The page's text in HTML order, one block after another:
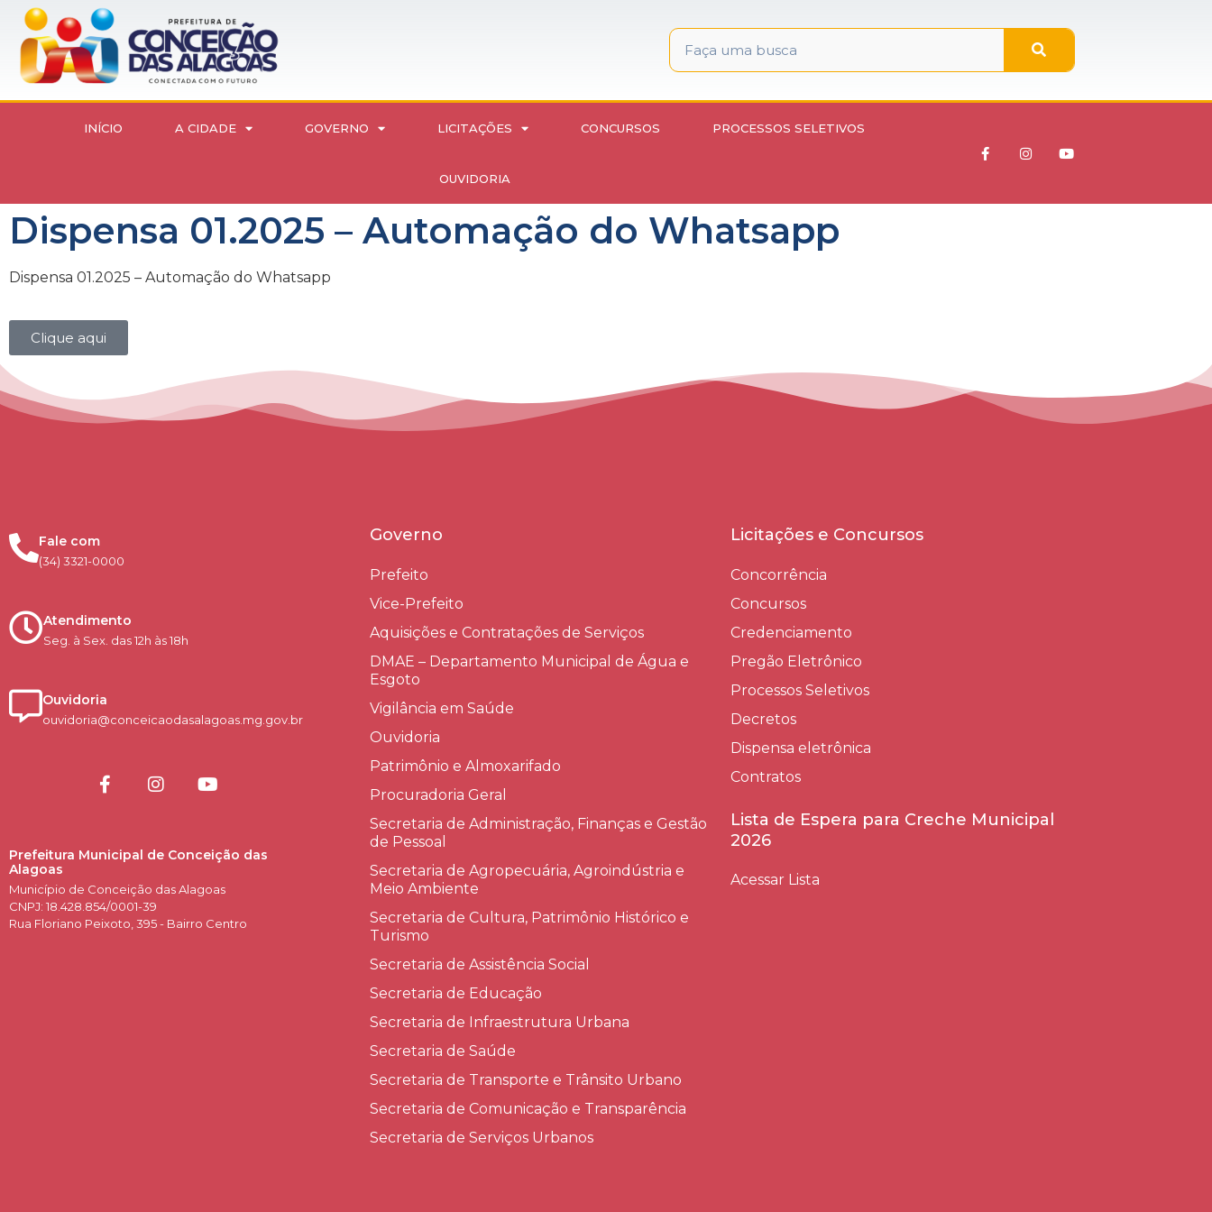
INÍCIO A CIDADE GOVERNO LICITAÇÕES CONCURSOS PROCESSOS SELETIVOS
OUVIDORIA
Dispensa 01.2025 – Automação do Whatsapp
Dispensa 01.2025 – Automação do Whatsapp
Clique aqui
Fale com
(34) 3321-0000
Atendimento
Seg. à Sex. das 12h às 18h
Ouvidoria
ouvidoria@conceicaodasalagoas.mg.gov.br
Prefeitura Municipal de Conceição das
Alagoas
Município de Conceição das Alagoas
CNPJ: 18.428.854/0001-39
Rua Floriano Peixoto, 395 - Bairro Centro
Governo
Prefeito
Vice-Prefeito
Aquisições e Contratações de Serviços​
DMAE – Departamento Municipal de Água e
Esgoto
Vigilância em Saúde
Ouvidoria
Patrimônio e Almoxarifado
Procuradoria Geral
Secretaria de Administração, Finanças e Gestão
de Pessoal
Secretaria de Agropecuária, Agroindústria e
Meio Ambiente
Secretaria de Cultura, Patrimônio Histórico e
Turismo
Secretaria de Assistência Social
Secretaria de Educação
Secretaria de Infraestrutura Urbana
Secretaria de Saúde
Secretaria de Transporte e Trânsito Urbano
Secretaria de Comunicação e Transparência
Secretaria de Serviços Urbanos
Licitações e Concursos
Concorrência
Concursos
Credenciamento
Pregão Eletrônico
Processos Seletivos
Decretos
Dispensa eletrônica
Contratos
Lista de Espera para Creche Municipal
2026
Acessar Lista